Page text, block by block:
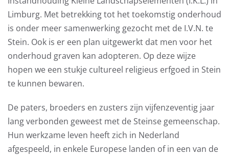
Limburg. Met betrekking tot het toekomstig onderhoud
is onder meer samenwerking gezocht met de I.V.N. te
Stein. Ook is er een plan uitgewerkt dat men voor het
onderhoud graven kan adopteren. Op deze wijze
hopen we een stukje cultureel religieus erfgoed in Stein
te kunnen bewaren.
De paters, broeders en zusters zijn vijfenzeventig jaar
lang verbonden geweest met de Steinse gemeenschap.
Hun werkzame leven heeft zich in Nederland
afgespeeld, in enkele Europese landen of in een van de